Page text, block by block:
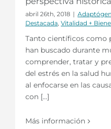
abril 26th, 2018 |
Destacada Vitalidad +
Tanto científicos como
han buscado durante
comprender, tratar y
del estrés en la salud
al enfocarse en las
con [...]
Más información